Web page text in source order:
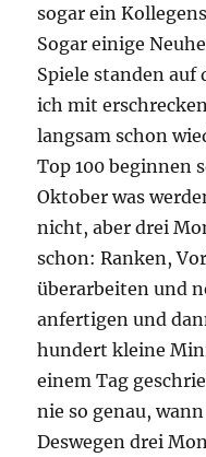
sogar ein
Sogar einige
Spiele standen auf
ich mit
langsam schon
Top 100 beginnen
Oktober was
nicht, aber drei
schon: Ranken,
überarbeiten und
anfertigen und
hundert kleine
einem Tag
nie so genau,
Deswegen drei